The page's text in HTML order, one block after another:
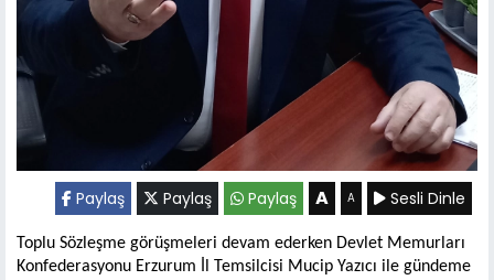
Paylaş Paylaş Paylaş A A Sesli Dinle
Toplu Sözleşme görüşmeleri devam ederken Devlet Memurları
Konfederasyonu Erzurum İl Temsilcisi Mucip Yazıcı ile gündeme